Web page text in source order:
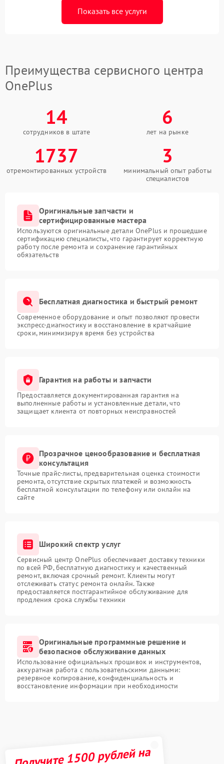
Показать все услуги
Преимущества сервисного центра
OnePlus
14
сотрудников в штате
6
лет на рынке
1737
отремонтированных устройств
3
минимальный опыт работы
специалистов
Оригинальные запчасти и
сертифицированные мастера
Используются оригинальные детали OnePlus и прошедшие
сертификацию специалисты, что гарантирует корректную
работу после ремонта и сохранение гарантийных
обязательств
Бесплатная диагностика и быстрый ремонт
Современное оборудование и опыт позволяют провести
экспресс-диагностику и восстановление в кратчайшие
сроки, минимизируя время без устройства
Гарантия на работы и запчасти
Предоставляется документированная гарантия на
выполненные работы и установленные детали, что
защищает клиента от повторных неисправностей
Прозрачное ценообразование и бесплатная
консультация
Точные прайс-листы, предварительная оценка стоимости
ремонта, отсутствие скрытых платежей и возможность
бесплатной консультации по телефону или онлайн на
сайте
Широкий спектр услуг
Сервисный центр OnePlus обеспечивает доставку техники
по всей РФ, бесплатную диагностику и качественный
ремонт, включая срочный ремонт. Клиенты могут
отслеживать статус ремонта онлайн. Также
предоставляется постгарантийное обслуживание для
продления срока службы техники
Оригинальные программные решение и
безопасное обслуживание данных
Использование официальных прошивок и инструментов,
аккуратная работа с пользовательскими данными:
резервное копирование, конфиденциальность и
восстановление информации при необходимости
Получите 1500 рублей на